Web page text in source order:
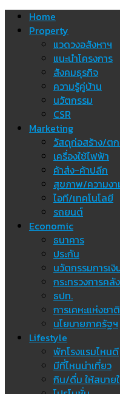
Skip Home
Property
แวดวงอสังหาฯ
แนะนำโครงการ
สังคมธุรกิจ
ความรู้คู่บ้าน
นวัตกรรม
CSR
Marketing
วัสดุก่อสร้าง/ต
เครื่องใช้ไฟฟ้า
ค้าส่ง-ค้าปลีก
สุขภาพ/ความงา
ไอที/เทคโนโลยี
รถยนต์
Economic
ธนาคาร
ประกัน
นวัตกรรมการเงิ
กระทรวงการคลัง
ธปท.
การเคหะแห่งชาติ
นโยบายภาครัฐฯ
Lifestyle
พักโรงแรมไหนดี
มีที่ไหนน่าเที่ยว
กิน/ดื่ม ให้สบาย